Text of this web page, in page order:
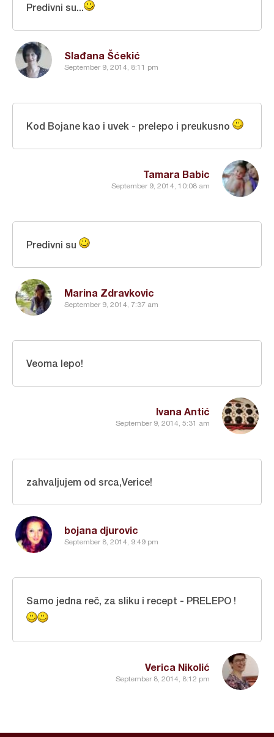
Slađana Šćekić
September 9, 2014, 8:11 pm
Predivni su...
Tamara Babic
September 9, 2014, 10:08 am
Kod Bojane kao i uvek - prelepo i preukusno
Marina Zdravkovic
September 9, 2014, 7:37 am
Predivni su
Ivana Antić
September 9, 2014, 5:31 am
Veoma lepo!
bojana djurovic
September 8, 2014, 9:49 pm
zahvaljujem od srca,Verice!
Verica Nikolić
September 8, 2014, 8:12 pm
Samo jedna reč, za sliku i recept - PRELEPO !